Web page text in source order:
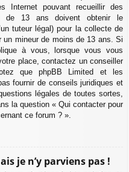
Internet pouvant recueillir des
de 13 ans doivent obtenir le
tuteur légal) pour la collecte de
un mineur de moins de 13 ans. Si
à vous, lorsque vous vous
place, contactez un conseiller
que phpBB Limited et les
fournir de conseils juridiques et
légales de toutes sortes,
la question « Qui contacter pour
ce forum ? ».
je n’y parviens pas !